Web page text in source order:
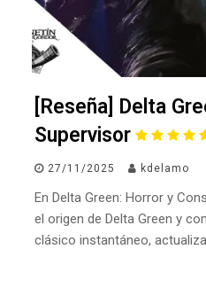
[Reseña] Delta
Supervisor
27/11/2025 kdelamo
En Delta Green: Horror y
el origen de Delta Green y
clásico instantáneo,